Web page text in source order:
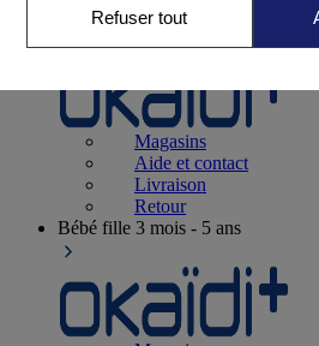
Naissance0-12 mois
Magasins
Aide et contact
Livraison
Retour
Bébé fille 3 mois - 5 ans
Refuser tout